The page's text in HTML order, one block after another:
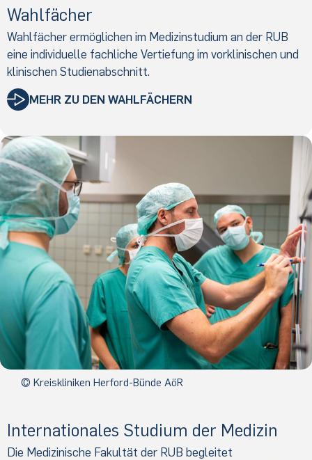
Wahlfächer
Wahlfächer ermöglichen im Medizinstudium an der RUB
eine individuelle fachliche Vertiefung im vorklinischen und
klinischen Studienabschnitt.
MEHR ZU DEN WAHLFÄCHERN
© Kreiskliniken Herford-Bünde AöR
Internationales Studium der Medizin
Die Medizinische Fakultät der RUB begleitet